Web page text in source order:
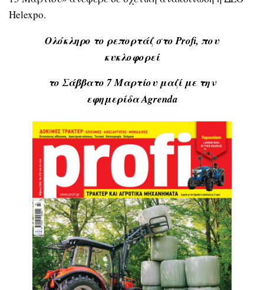
Helexpo.
Ολόκληρο το ρεπορτάζ στο Profi, που
κυκλοφορεί
το Σάββατο 7 Μαρτίου μαζί με την
εφημερίδα Agrenda